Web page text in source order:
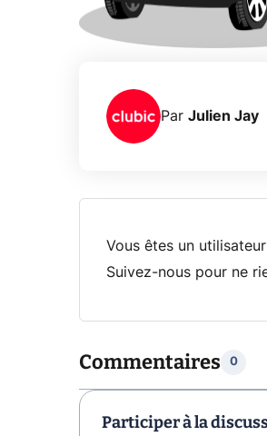
Par Julien Jay
Vous êtes un
Suivez-nous pour ne
Commentaires 0
Participer à la